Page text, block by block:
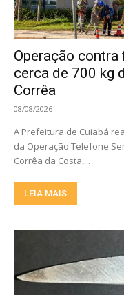
Operação
cerca de 700 kg
Corrêa
08/08/2026
A Prefeitura de Cuiabá
da Operação Telefone
Corrêa da Costa,...
LEIA MAIS